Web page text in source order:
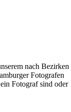
nach Bezirken
Fotografen
Fotograf sind oder